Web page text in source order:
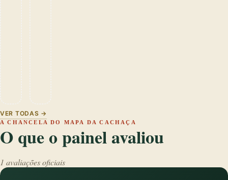
VER TODAS →
A CHANCELA DO MAPA DA CACHAÇA
O que o painel avaliou
1 avaliações oficiais